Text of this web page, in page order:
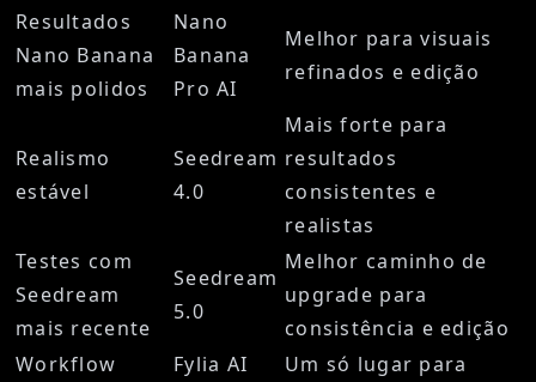
Resultados
Nano Banana
mais polidos
Nano
Banana
Pro AI
Melhor para visuais
refinados e edição
Realismo
estável
Seedream
4.0
Mais forte para
resultados
consistentes e
realistas
Testes com
Seedream
mais recente
Seedream
5.0
Melhor caminho de
upgrade para
consistência e edição
Workflow
Fylia AI
Um só lugar para